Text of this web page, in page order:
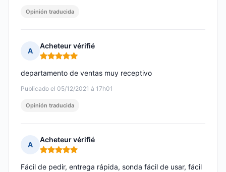
Opinión traducida
A
Acheteur vérifié
Nota: 5 de 5
Publicado el 05/12/2021 à 17h01
departamento de ventas muy receptivo
Opinión traducida
A
Acheteur vérifié
Nota: 5 de 5
Fácil de pedir, entrega rápida, sonda fácil de usar, fácil